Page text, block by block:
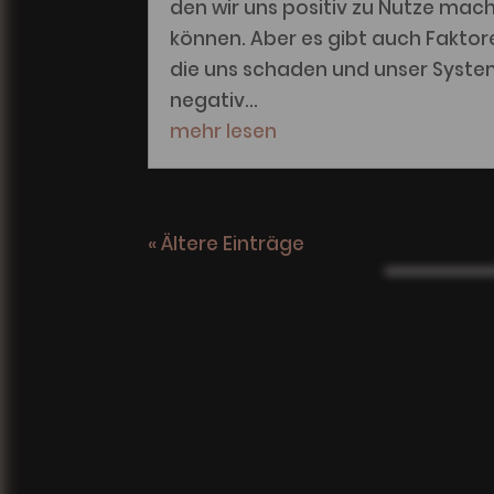
den wir uns positiv zu Nutze
können. Aber es gibt auch
die uns schaden und unser
negativ...
mehr lesen
« Ältere Einträge